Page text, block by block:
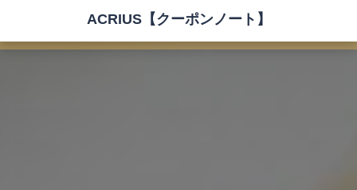
ACRIUS【クーポンノート】